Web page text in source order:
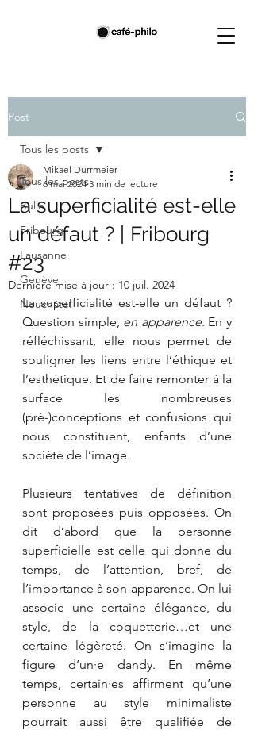
Post
Tous les posts
Bulle
Fribourg
Lausanne
Genève
Neuchâtel
Tous les posts
La superficialité est-elle
un défaut ? | Fribourg
#23
Mikael Dürrmeier
6 mai 2024 3 min de lecture
Dernière mise à jour : 10 juil. 2024
La superficialité est-elle un défaut ?
Question simple, en apparence. En y
réfléchissant, elle nous permet de
souligner les liens entre l’éthique et
l’esthétique. Et de faire remonter à la
surface les nombreuses
(pré-)conceptions et confusions qui
nous constituent, enfants d’une
société de l’image.
Plusieurs tentatives de définition
sont proposées puis opposées. On
dit d’abord que la personne
superficielle est celle qui donne du
temps, de l’attention, bref, de
l’importance à son apparence. On lui
associe une certaine élégance, du
style, de la coquetterie…et une
certaine légèreté. On s’imagine la
figure d’un·e dandy. En même
temps, certain·es affirment qu’une
personne au style minimaliste
pourrait aussi être qualifiée de